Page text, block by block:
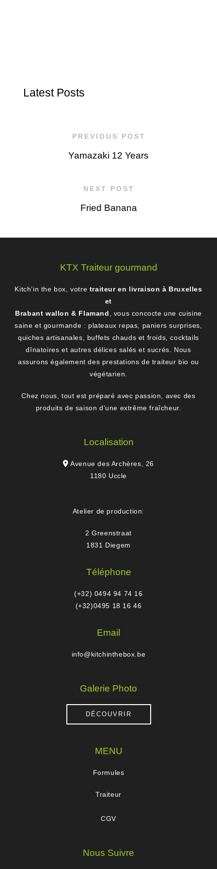
Latest Posts
PREVIOUS POST
Yamazaki 12 Years
NEXT POST
Fried Banana
KTX Traiteur gourmand
Kitch’in the box, votre traiteur en livraison à Bruxelles
et
Brabant wallon & Flamand , vous concocte une cuisine
saine et gourmande : plateaux repas, paniers surprises,
quiches artisanales, buffets chauds et froids, cocktails
dînatoires et autres délices salés et sucrés. Nous
assurons également des prestations de traiteur bio ou
végétarien.
Chez nous, tout est préparé avec passion, avec des
produits de saison d’une extrême fraîcheur.
Localisation
Avenue des Archères, 26
1180 Uccle
Atelier de production:
2 Greenstraat
1831 Diegem
Téléphone
(+32) 0494 94 74 16
(+32)0495 18 16 46
Email
info@kitchinthebox.be
Galerie Photo
DÉCOUVRIR
MENU
Formules
Traiteur
CGV
Nous Suivre